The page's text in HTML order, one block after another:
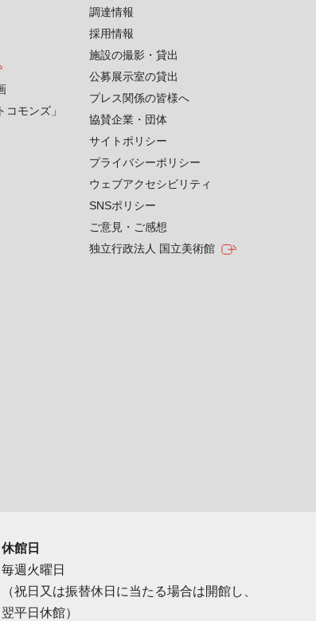
モンズ」
調達情報
採用情報
施設の撮影・貸出
公募展示室の貸出
プレス関係の皆様へ
協賛企業・団体
サイトポリシー
プライバシーポリシー
ウェブアクセシビリティ
SNSポリシー
ご意見・ご感想
独立行政法人 国立美術館
休館日
毎週火曜日
（祝日又は振替休日に当たる場合は開館し、
翌平日休館）